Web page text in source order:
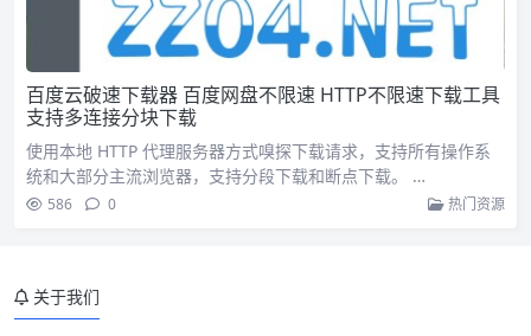
百度云破速下载器 百度网盘不限速 HTTP不限速下载工具
支持多连接分块下载
使用本地 HTTP 代理服务器方式嗅探下载请求，支持所有操作系
统和大部分主流浏览器，支持分段下载和断点下载。 …
586 0 热门资源
关于我们